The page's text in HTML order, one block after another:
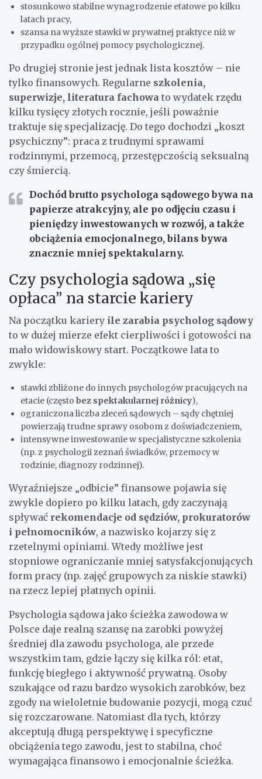
stosunkowo stabilne wynagrodzenie etatowe po kilku
latach pracy,
szansa na wyższe stawki w prywatnej praktyce niż w
przypadku ogólnej pomocy psychologicznej.
Po drugiej stronie jest jednak lista kosztów – nie
tylko finansowych. Regularne szkolenia,
superwizje, literatura fachowa to wydatek rzędu
kilku tysięcy złotych rocznie, jeśli poważnie
traktuje się specjalizację. Do tego dochodzi „koszt
psychiczny”: praca z trudnymi sprawami
rodzinnymi, przemocą, przestępczością seksualną
czy śmiercią.
Dochód brutto psychologa sądowego bywa na
papierze atrakcyjny, ale po odjęciu czasu i
pieniędzy inwestowanych w rozwój, a także
obciążenia emocjonalnego, bilans bywa
znacznie mniej spektakularny.
Czy psychologia sądowa „się
opłaca” na starcie kariery
Na początku kariery ile zarabia psycholog sądowy
to w dużej mierze efekt cierpliwości i gotowości na
mało widowiskowy start. Początkowe lata to
zwykle:
stawki zbliżone do innych psychologów pracujących na
etacie (często bez spektakularnej różnicy),
ograniczona liczba zleceń sądowych – sądy chętniej
powierzają trudne sprawy osobom z doświadczeniem,
intensywne inwestowanie w specjalistyczne szkolenia
(np. z psychologii zeznań świadków, przemocy w
rodzinie, diagnozy rodzinnej).
Wyraźniejsze „odbicie” finansowe pojawia się
zwykle dopiero po kilku latach, gdy zaczynają
spływać rekomendacje od sędziów, prokuratorów
i pełnomocników, a nazwisko kojarzy się z
rzetelnymi opiniami. Wtedy możliwe jest
stopniowe ograniczanie mniej satysfakcjonujących
form pracy (np. zajęć grupowych za niskie stawki)
na rzecz lepiej płatnych opinii.
Psychologia sądowa jako ścieżka zawodowa w
Polsce daje realną szansę na zarobki powyżej
średniej dla zawodu psychologa, ale przede
wszystkim tam, gdzie łączy się kilka ról: etat,
funkcję biegłego i aktywność prywatną. Osoby
szukające od razu bardzo wysokich zarobków, bez
zgody na wieloletnie budowanie pozycji, mogą czuć
się rozczarowane. Natomiast dla tych, którzy
akceptują długą perspektywę i specyficzne
obciążenia tego zawodu, jest to stabilna, choć
wymagająca finansowo i emocjonalnie ścieżka.